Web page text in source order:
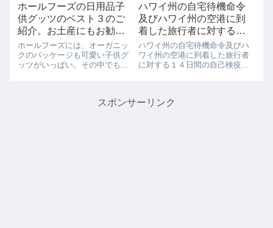
ホールフーズの日用品子
供グッツのベスト３のご
紹介。お土産にもお勧め
です。
ホールフーズには、オーガニッ
クのパッケージも可愛い子供グ
ッツがいっぱい。その中でも、
め（サンスクリーン）ハワイで
ハワイ州の自宅待機命令
及びハワイ州の空港に到
着した旅行者に対する１
４日間の自己検疫命令の
期限延長について(在ホノ
ルル日本国総領事館よ
ハワイ州の自宅待機命令及びハ
ワイ州の空港に到着した旅行者
に対する１４日間の自己検疫命
イ州の自宅待機命令及びハワイ
スポンサーリンク